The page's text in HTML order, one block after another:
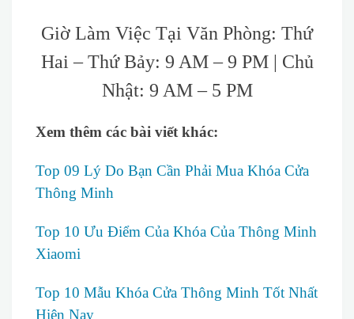
Giờ Làm Việc Tại Văn Phòng: Thứ
Hai – Thứ Bảy: 9 AM – 9 PM | Chủ
Nhật: 9 AM – 5 PM
Xem thêm các bài viết khác:
Top 09 Lý Do Bạn Cần Phải Mua Khóa Cửa
Thông Minh
Top 10 Ưu Điểm Của Khóa Của Thông Minh
Xiaomi
Top 10 Mẫu Khóa Cửa Thông Minh Tốt Nhất
Hiện Nay